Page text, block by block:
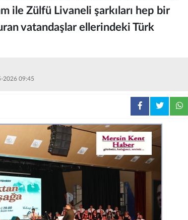
ile Zülfü Livaneli şarkıları hep bir
vatandaşlar ellerindeki Türk
2026 09:45